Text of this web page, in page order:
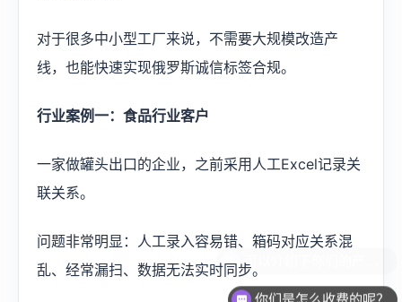
对于很多中小型工厂来说，不需要大规模改造产
线，也能快速实现俄罗斯诚信标签合规。
行业案例一：食品行业客户
一家做罐头出口的企业，之前采用人工Excel记录关
联关系。
问题非常明显：人工录入容易错、箱码对应关系混
乱、经常漏扫、数据无法实时同步。
你们是怎么收费的呢？